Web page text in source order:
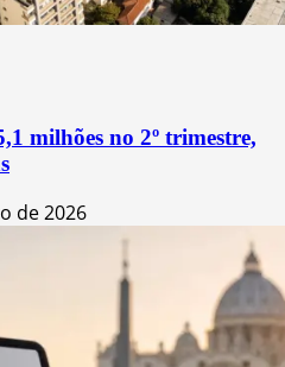
milhões no 2º trimestre,
de 2026